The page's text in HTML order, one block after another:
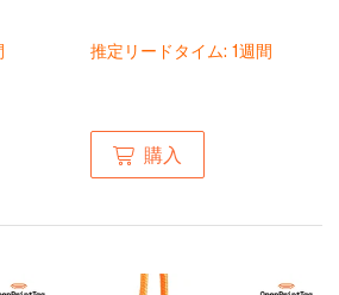
推定リードタイム: 1週間
購入